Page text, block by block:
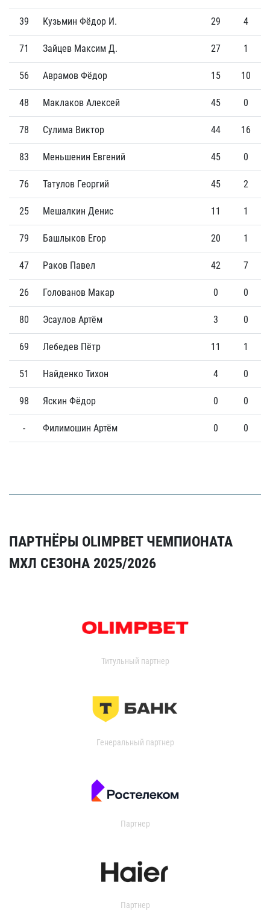
39 Кузьмин Фёдор И. 29 4
71 Зайцев Максим Д. 27 1
56 Аврамов Фёдор 15 10
48 Маклаков Алексей 45 0
78 Сулима Виктор 44 16
83 Меньшенин Евгений 45 0
76 Татулов Георгий 45 2
25 Мешалкин Денис 11 1
79 Башлыков Егор 20 1
47 Раков Павел 42 7
26 Голованов Макар 0 0
80 Эсаулов Артём 3 0
69 Лебедев Пётр 11 1
51 Найденко Тихон 4 0
98 Яскин Фёдор 0 0
- Филимошин Артём 0 0
ПАРТНЁРЫ OLIMPBET ЧЕМПИОНАТА
МХЛ СЕЗОНА 2025/2026
Титульный партнер
Генеральный партнер
Партнер
Партнер